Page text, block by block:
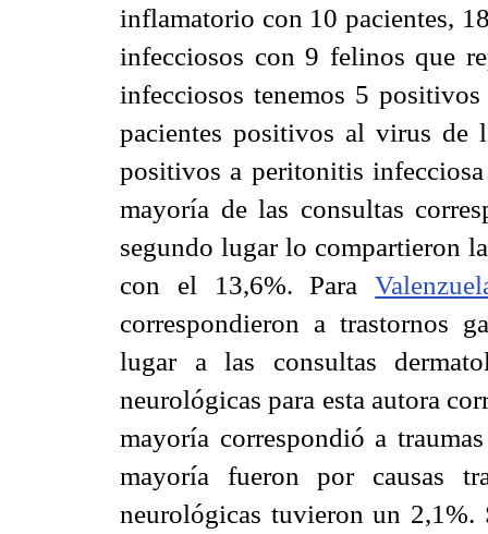
inflamatorio con 10 pacientes,
infecciosos con 9 felinos que
infecciosos tenemos 5
pacientes positivos al virus
positivos a peritonitis
mayoría de las consultas
segundo lugar lo compartieron
con el 13,6%. Para
correspondieron a trastornos
lugar a las consultas
neurológicas para esta autora
mayoría correspondió a
mayoría fueron por causas
neurológicas tuvieron un 2,1%.